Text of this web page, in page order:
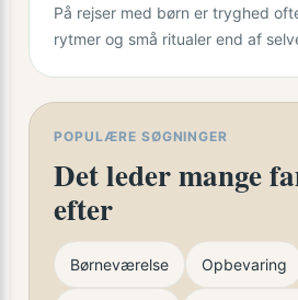
På rejser med børn er tryghed
rytmer og små ritualer end af
POPULÆRE SØGNINGER
Det leder mange
efter
Børneværelse Opbevaring